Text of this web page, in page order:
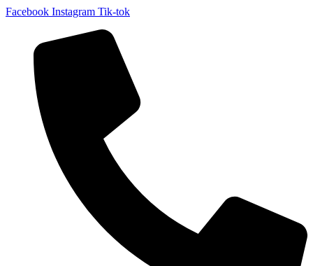
Facebook Instagram Tik-tok